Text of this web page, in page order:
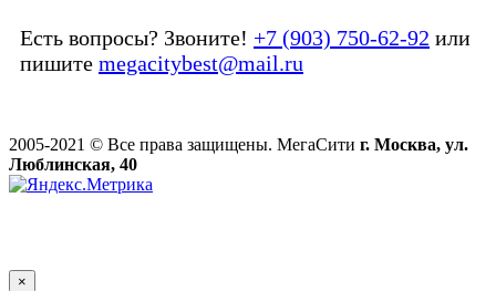
Есть вопросы? Звоните! +7 (903) 750-62-92 или
пишите megacitybest@mail.ru
2005-2021 © Все права защищены. МегаСити г. Москва, ул.
Люблинская, 40
×